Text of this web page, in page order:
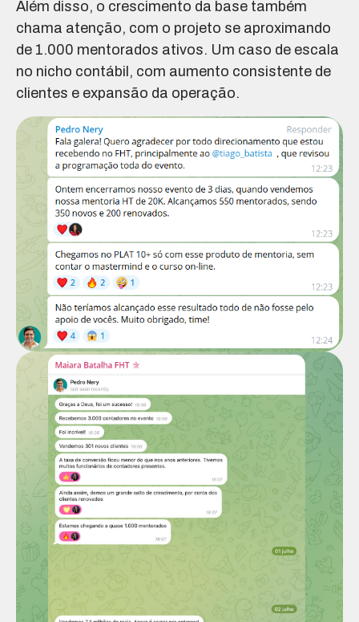
Além disso, o crescimento da base também
chama atenção, com o projeto se aproximando
de 1.000 mentorados ativos. Um caso de escala
no nicho contábil, com aumento consistente de
clientes e expansão da operação.